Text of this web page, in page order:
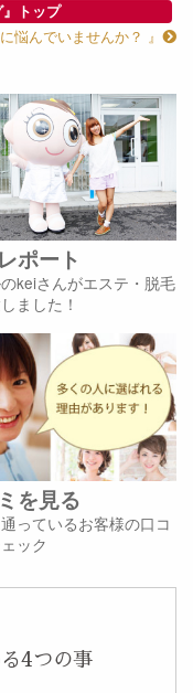
』トップ
悩んでいませんか？ 』
ポート
keiさんがエステ・脱毛
ました！
を見る
っているお客様の口コ
ック
4つの事